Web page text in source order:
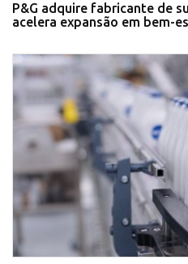
P&G adquire fabricante de
acelera expansão em bem-